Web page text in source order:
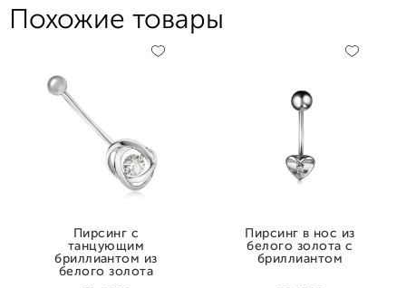
Похожие товары
Пирсинг с
танцующим
бриллиантом из
белого золота
Пирсинг в нос из
белого золота с
бриллиантом